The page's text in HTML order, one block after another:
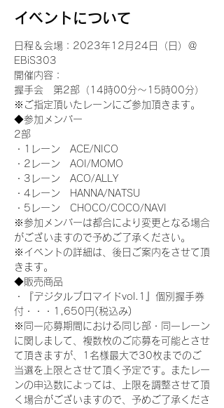
イベントについて
日程＆会場：2023年12月24日（日）＠
EBiS303
開催内容：
握手会　第2部（14時00分～15時00分）
※ご指定頂いたレーンにご参加頂きます。
◆参加メンバー
2部
・1レーン　ACE/NICO
・2レーン　AOI/MOMO
・3レーン　ACO/ALLY
・4レーン　HANNA/NATSU
・5レーン　CHOCO/COCO/NAVI
※参加メンバーは都合により変更となる場合
がございますので予めご了承ください。
※イベントの詳細は、後日ご案内をさせて頂
きます。
◆販売商品
・『デジタルブロマイドvol.1』個別握手券
付・・・1,650円(税込み)
※同一応募期間における同じ部・同一レーン
に関しまして、複数枚のご応募を可能とさせ
て頂きますが、1名様最大で30枚までのご
当選を上限とさせて頂く予定です。またレー
ンの申込数によっては、上限を調整させて頂
く場合がございますので、予めご了承くださ